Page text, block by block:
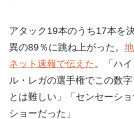
アタック19本のうち17本を
異の89％に跳ね上がった。
ネット速報で伝えた。「ハ
ル・レガの選手権でこの数
とは難しい」「センセーシ
ショーだった」